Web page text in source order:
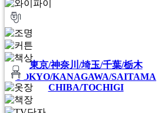
東京/神奈川/埼玉/千葉/栃木
TOKYO/KANAGAWA/SAITAMA
CHIBA/TOCHIGI